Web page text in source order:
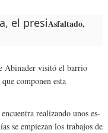
el presiAsfaltado,
Abi­nader visitó el barrio
com­ponen esta
realizando unos es­
se em­piezan los trabajos de